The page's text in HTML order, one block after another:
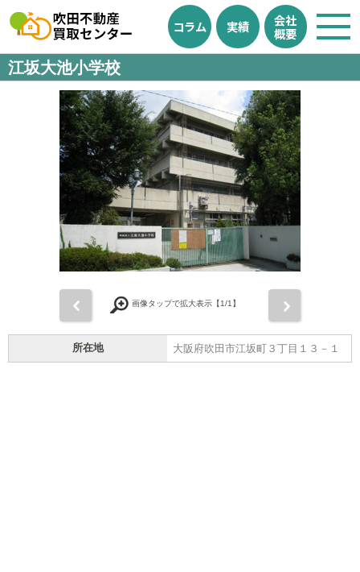
コラム 実績
会社
概要
江坂大池小学校
画像タップで拡大表示【1/1】
所在地 大阪府吹田市江坂町３丁目１３－１